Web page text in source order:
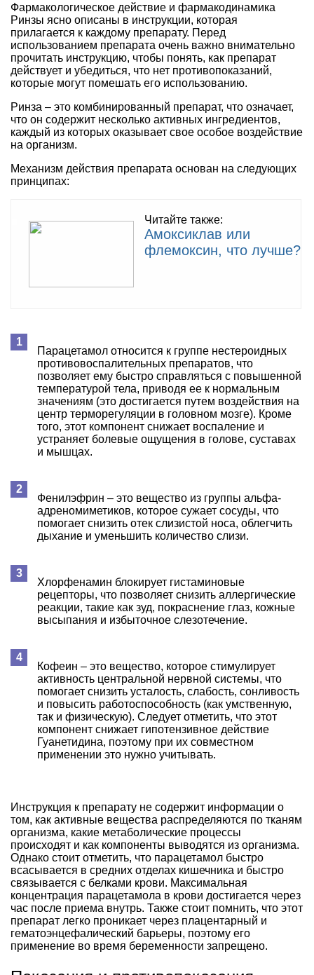
Фармакологическое действие и фармакодинамика
Ринзы ясно описаны в инструкции, которая
прилагается к каждому препарату. Перед
использованием препарата очень важно внимательно
прочитать инструкцию, чтобы понять, как препарат
действует и убедиться, что нет противопоказаний,
которые могут помешать его использованию.
Ринза – это комбинированный препарат, что означает,
что он содержит несколько активных ингредиентов,
каждый из которых оказывает свое особое воздействие
на организм.
Механизм действия препарата основан на следующих
принципах:
Читайте также:
Амоксиклав или
флемоксин, что лучше?
Парацетамол относится к группе нестероидных
противовоспалительных препаратов, что
позволяет ему быстро справляться с повышенной
температурой тела, приводя ее к нормальным
значениям (это достигается путем воздействия на
центр терморегуляции в головном мозге). Кроме
того, этот компонент снижает воспаление и
устраняет болевые ощущения в голове, суставах
и мышцах.
Фенилэфрин – это вещество из группы альфа-
адреномиметиков, которое сужает сосуды, что
помогает снизить отек слизистой носа, облегчить
дыхание и уменьшить количество слизи.
Хлорфенамин блокирует гистаминовые
рецепторы, что позволяет снизить аллергические
реакции, такие как зуд, покраснение глаз, кожные
высыпания и избыточное слезотечение.
Кофеин – это вещество, которое стимулирует
активность центральной нервной системы, что
помогает снизить усталость, слабость, сонливость
и повысить работоспособность (как умственную,
так и физическую). Следует отметить, что этот
компонент снижает гипотензивное действие
Гуанетидина, поэтому при их совместном
применении это нужно учитывать.
Инструкция к препарату не содержит информации о
том, как активные вещества распределяются по тканям
организма, какие метаболические процессы
происходят и как компоненты выводятся из организма.
Однако стоит отметить, что парацетамол быстро
всасывается в средних отделах кишечника и быстро
связывается с белками крови. Максимальная
концентрация парацетамола в крови достигается через
час после приема внутрь. Также стоит помнить, что этот
препарат легко проникает через плацентарный и
гематоэнцефалический барьеры, поэтому его
применение во время беременности запрещено.